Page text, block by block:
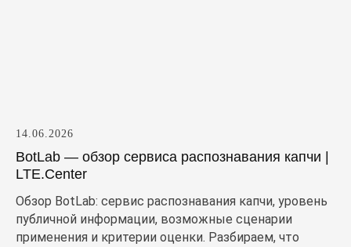
14.06.2026
BotLab — обзор сервиса распознавания капчи |
LTE.Center
Обзор BotLab: сервис распознавания капчи, уровень
публичной информации, возможные сценарии
применения и критерии оценки. Разбираем, что